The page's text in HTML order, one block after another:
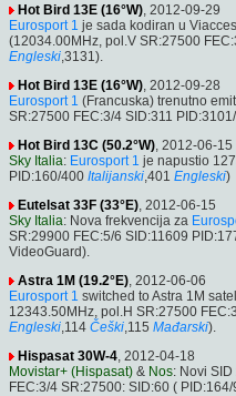
Hot Bird 13E (16°W), 2012-09-29
Eurosport 1 je sada kodiran u
(12034.00MHz, pol.V SR:27500
Engleski,3131).
Hot Bird 13E (16°W), 2012-09-28
Eurosport 1 (Francuska) trenutno
SR:27500 FEC:3/4 SID:311
Hot Bird 13C (50.2°W), 2012-06-15
Sky Italia: Eurosport 1 je napustio
PID:160/400 Italijanski,401 Engleski)
Eutelsat 33F (33°E), 2012-06-15
Sky Italia: Nova frekvencija za
SR:29900 FEC:5/6 SID:11609
VideoGuard).
Astra 1M (19.2°E), 2012-06-06
Eurosport 1 switched to Astra 1M
12343.50MHz, pol.H SR:27500
Engleski,114 Češki,115 Mađarski).
Hispasat 30W-4, 2012-04-18
Movistar+ (Hispasat) & Nos: Novi SID
FEC:3/4 SR:27500: SID:60 ( PID:164/